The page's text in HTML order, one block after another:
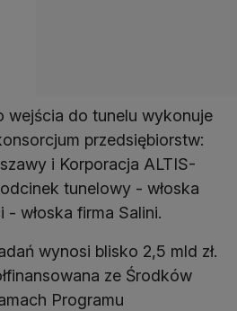
wejścia do tunelu wykonuje
przedsiębiorstw:
i Korporacja ALTIS-
tunelowy - włoska
włoska firma Salini.
wynosi blisko 2,5 mld zł.
ze Środków
Programu